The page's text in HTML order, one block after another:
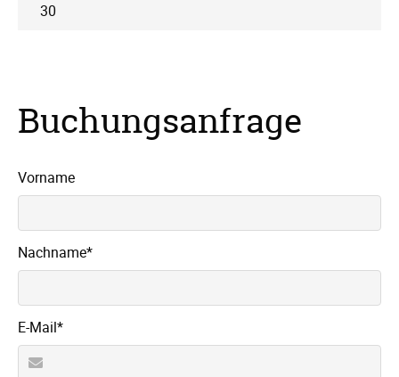
30
Buchungsanfrage
Vorname
Pflichtfeld
Nachname*
Pflichtfeld
E-Mail*